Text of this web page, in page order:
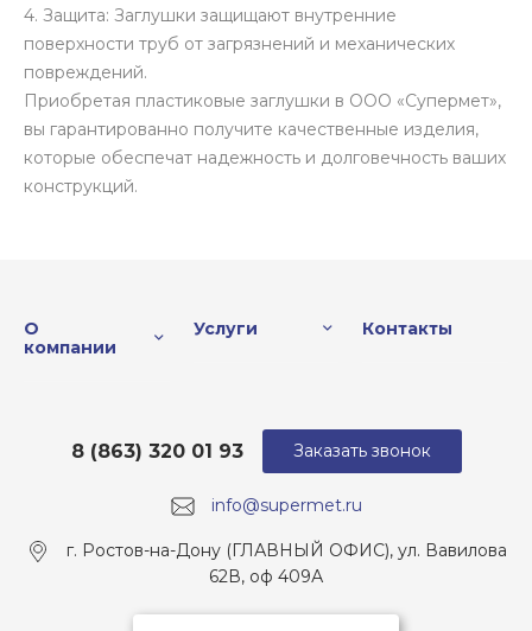
4. Защита: Заглушки защищают внутренние
поверхности труб от загрязнений и механических
повреждений.
Приобретая пластиковые заглушки в ООО «Супермет»,
вы гарантированно получите качественные изделия,
которые обеспечат надежность и долговечность ваших
конструкций.
О
компании
Услуги Контакты
info@supermet.ru
8 (863) 320 01 93
г. Ростов-на-Дону (ГЛАВНЫЙ ОФИС), ул. Вавилова
62В, оф 409А
Заказать звонок